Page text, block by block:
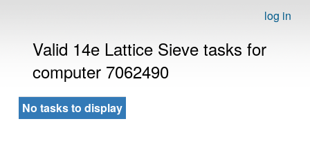
log in
Valid 14e Lattice Sieve tasks for
computer 7062490
No tasks to display